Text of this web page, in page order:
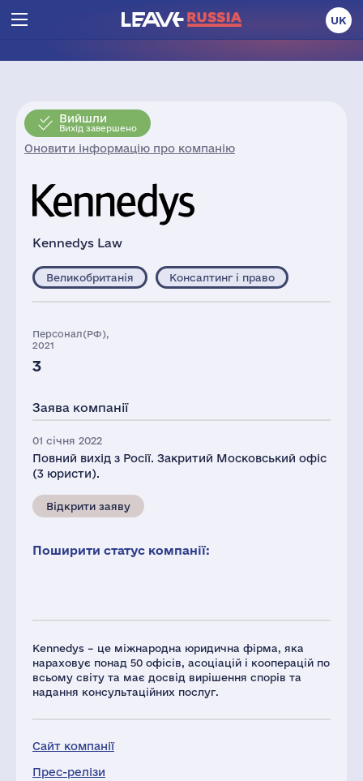
UK
Вийшли
Вихід завершено
Оновити інформацію про компанію
Kennedys Law
Kennedys – це міжнародна юридична фірма, яка
нараховує понад 50 офісів, асоціацій і кооперацій по
всьому світу та має досвід вирішення спорів та
надання консультаційних послуг.
Сайт компанії
Прес-релізи
Великобританія Консалтинг і право
Персонал(РФ),
2021
3
Заява компанії
01 січня 2022
Повний вихід з Росії. Закритий Московський офіс
(3 юристи).
Відкрити заяву
Поширити статус компанії: